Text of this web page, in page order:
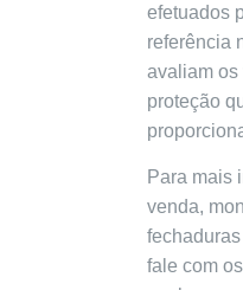
efetuados
referência
avaliam os
proteção
Para mais
venda,
fale com